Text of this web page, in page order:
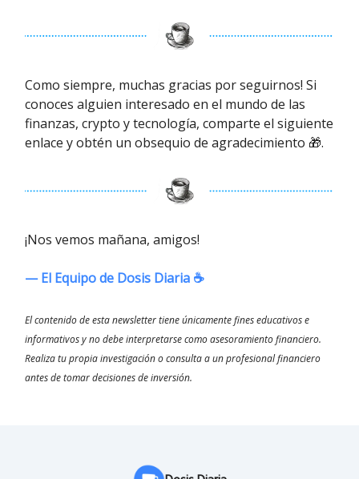
Como siempre, muchas gracias por seguirnos! Si
conoces alguien interesado en el mundo de las
finanzas, crypto y tecnología, comparte el siguiente
enlace y obtén un obsequio de agradecimiento 🎁.
¡Nos vemos mañana, amigos!
— El Equipo de Dosis Diaria ☕️
El contenido de esta newsletter tiene únicamente fines educativos e
informativos y no debe interpretarse como asesoramiento financiero.
Realiza tu propia investigación o consulta a un profesional financiero
antes de tomar decisiones de inversión.